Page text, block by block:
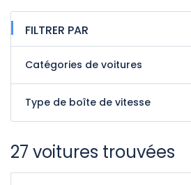
FILTRER PAR
Catégories de voitures
Type de boîte de vitesse
27 voitures trouvées